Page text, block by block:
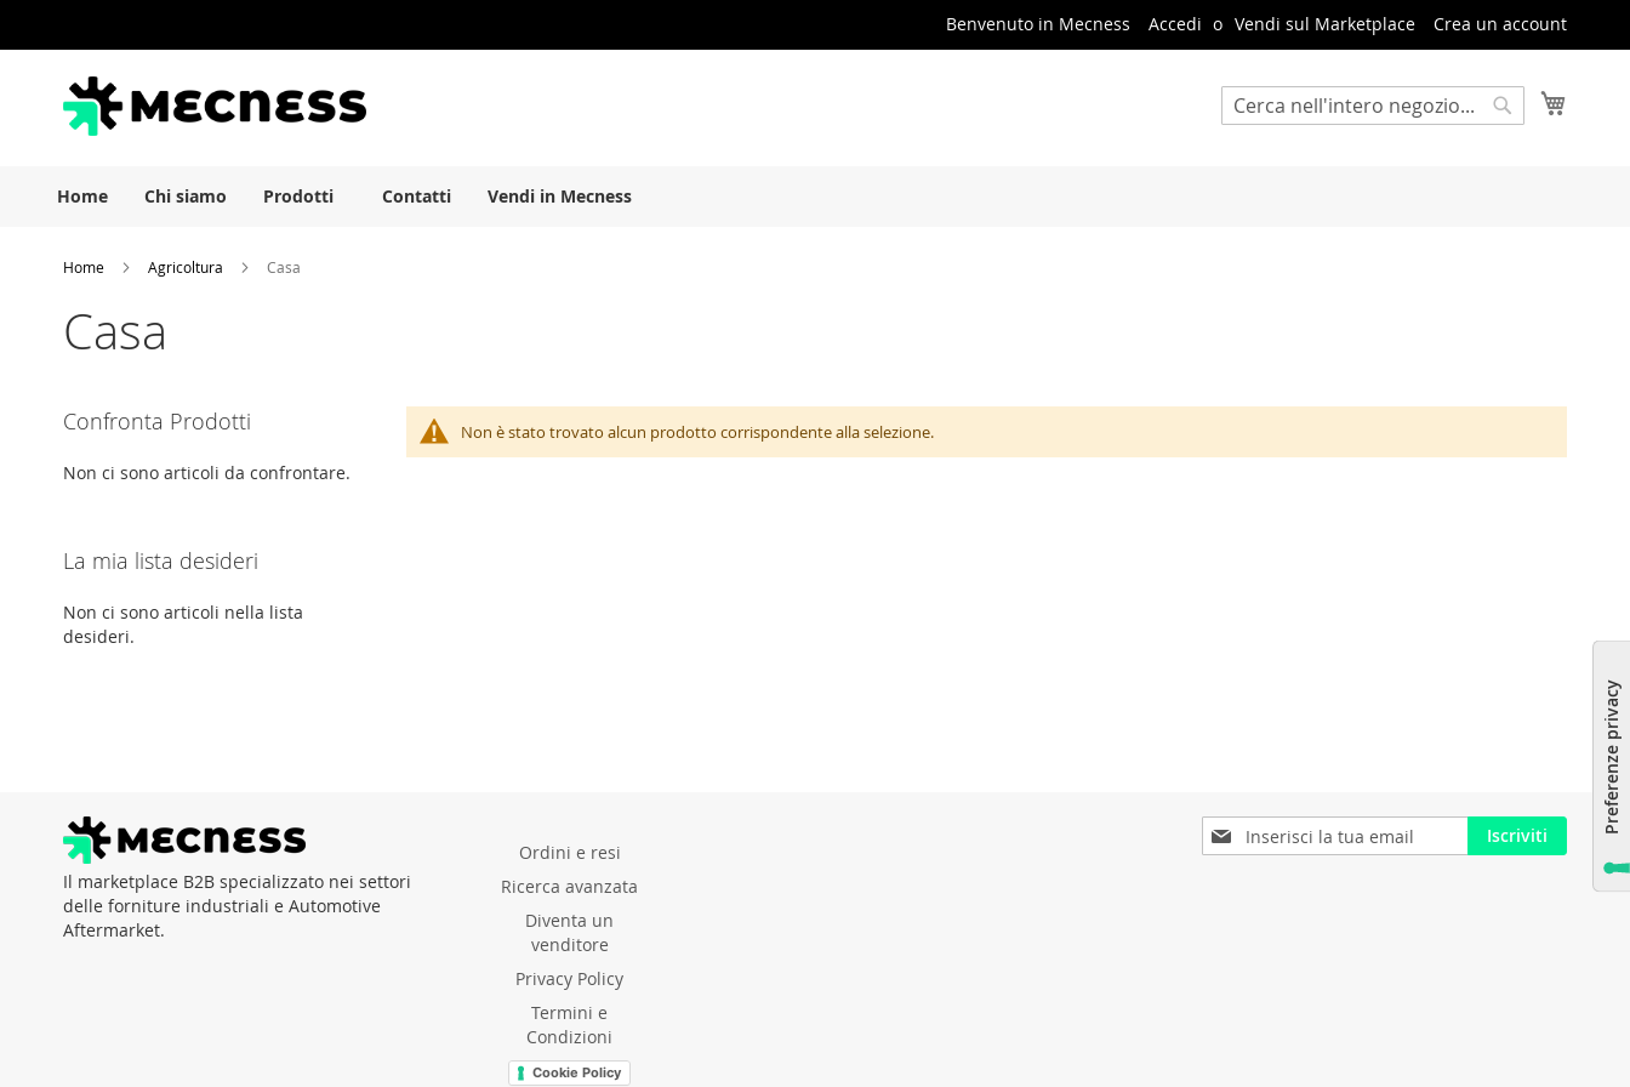
al
contenuto
Benvenuto in Mecness Accedi Vendi sul Marketplace Crea un account
Cerca
Home Chi siamo Prodotti Contatti Vendi in Mecness
Home Agricoltura Casa
Casa
Non è stato trovato alcun prodotto corrispondente alla selezione.
Confronta Prodotti
Non ci sono articoli da confrontare.
La mia lista desideri
Non ci sono articoli nella lista
desideri.
Iscriviti
alla
Iscriviti
Il marketplace B2B specializzato nei settori
delle forniture industriali e Automotive
Aftermarket.
Ordini e resi
Ricerca avanzata
Diventa un
venditore
Privacy Policy
Termini e
Condizioni
Cookie Policy